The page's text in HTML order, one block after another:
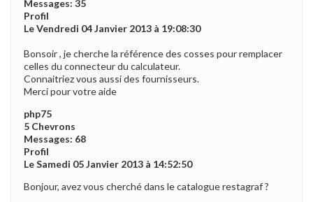
Messages: 35
Profil
Le Vendredi 04 Janvier 2013 à 19:08:30
Bonsoir , je cherche la référence des cosses pour remplacer
celles du connecteur du calculateur.
Connaitriez vous aussi des fournisseurs.
Merci pour votre aide
php75
5 Chevrons
Messages: 68
Profil
Le Samedi 05 Janvier 2013 à 14:52:50
Bonjour, avez vous cherché dans le catalogue restagraf ?